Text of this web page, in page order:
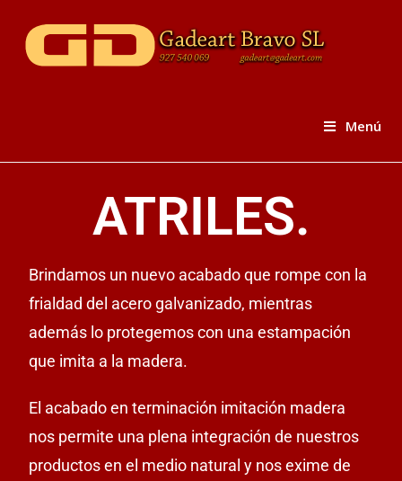
Menú
ATRILES.
Brindamos un nuevo acabado que rompe con la
frialdad del acero galvanizado, mientras
además lo protegemos con una estampación
que imita a la madera.
El acabado en terminación imitación madera
nos permite una plena integración de nuestros
productos en el medio natural y nos exime de